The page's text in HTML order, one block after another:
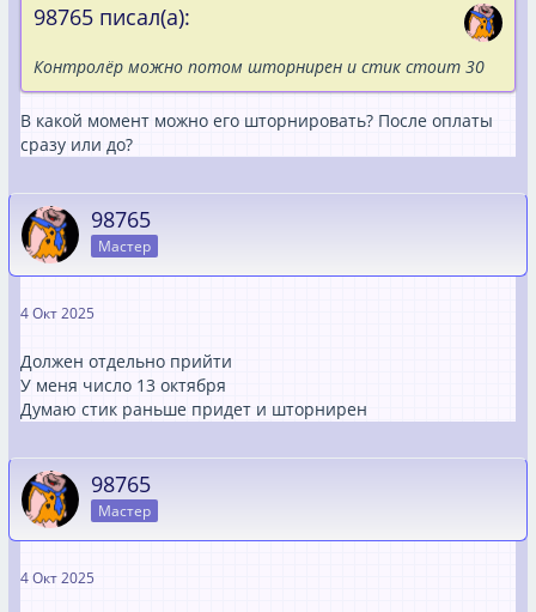
98765 писал(а):
Контролёр можно потом шторнирен и стик стоит 30
В какой момент можно его шторнировать? После оплаты
сразу или до?
98765
Мастер
4 Окт 2025
Должен отдельно прийти
У меня число 13 октября
Думаю стик раньше придет и шторнирен
98765
Мастер
4 Окт 2025